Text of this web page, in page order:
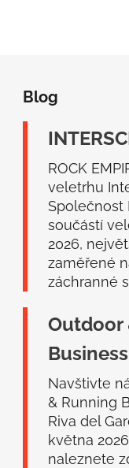
Blog
ROCK
veletrhu
Společnost
součástí
2026,
zaměřené
záchranné
Outdoor
Navštivte
& Running
Riva del
května
naleznete